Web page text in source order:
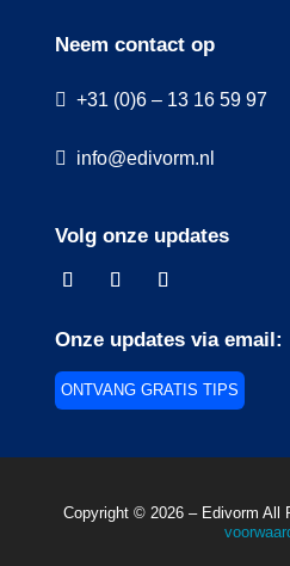
Neem contact op
+31 (0)6 – 13 16 59 97
info@edivorm.nl
Volg onze updates
Onze updates via email:
ONTVANG GRATIS TIPS
Copyright © 2026 – Edivorm All